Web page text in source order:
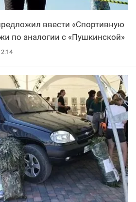
ввести «Спортивную
по аналогии с «Пушкинской»